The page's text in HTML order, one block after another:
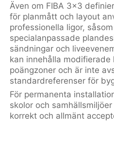
Även om FIBA 3×3
för planmått och layout
professionella ligor,
specialanpassade
sändningar och
kan innehålla modifierade
poängzoner och är inte
standardreferenser för
För permanenta
skolor och
korrekt och allmänt